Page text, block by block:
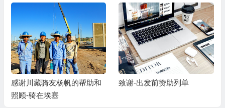
感谢川藏骑友杨帆的帮助和
照顾-骑在埃塞
致谢-出发前赞助列单